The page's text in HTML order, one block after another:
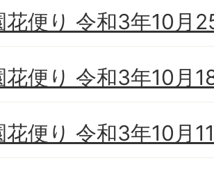
花便り 令和3年10月
花便り 令和3年10月
花便り 令和3年10月